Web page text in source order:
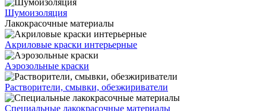
Шумоизоляция
Лакокрасочные материалы
Акриловые краски интерьерные
Аэрозольные краски
Растворители, смывки, обезжириватели
Специальные лакокрасочные материалы